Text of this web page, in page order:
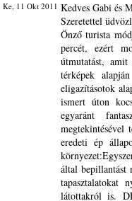
11 Okt 2011 Kedves Gabi és
Szeretettel
Önző turista
percét, ezért
útmutatást,
térképek
eligazításotok
ismert úton
egyaránt
eredeti ép
által bepillantást
tapasztalatokat
látottakról is.